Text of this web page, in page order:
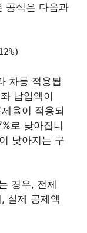
공식은 다음과
차등 적용됩
납입액이
율이 적용되
로 낮아집니
낮아지는 구
경우, 전체
실제 공제액